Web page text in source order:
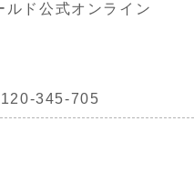
ルド公式オンライン
345-705